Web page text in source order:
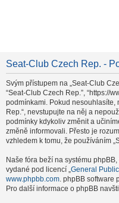
Seat-Club Czech Rep. -
Svým přístupem na „Seat-Club
“Seat-Club Czech Rep.”, “https://
podmínkami. Pokud nesouhlasíte,
Rep.“, nevstupujte na něj a
podmínky kdykoliv změnit a
změně informovali. Přesto je
vzhledem k tomu, že používáním
Naše fóra beží na systému
vydané pod licencí „General
www.phpbb.com. phpBB software
Pro další informace o phpBB